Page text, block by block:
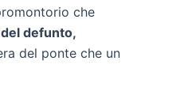
che
defunto,
del ponte che un